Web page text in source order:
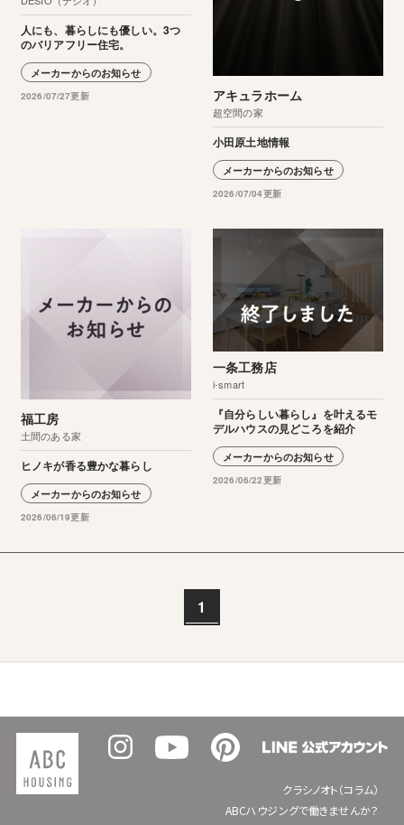
人にも、暮らしにも優しい。3つ
のバリアフリー住宅。
メーカーからのお知らせ
2026/07/27更新 アキュラホーム
超空間の家
小田原土地情報
メーカーからのお知らせ
2026/07/04更新
福工房
土間のある家
ヒノキが香る豊かな暮らし
メーカーからのお知らせ
2026/06/19更新
一条工務店
i-smart
『自分らしい暮らし』を叶えるモ
デルハウスの見どころを紹介
メーカーからのお知らせ
2026/06/22更新
1
クラシノオト（コラム）
ABCハウジングで働きませんか？